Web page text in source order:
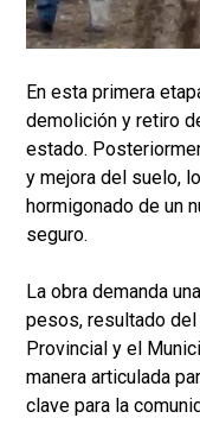
En esta primera
demolición y retiro
estado.
y mejora del suelo,
hormigonado de un
seguro.
La obra demanda
pesos, resultado
Provincial y el
manera articulada
clave para la